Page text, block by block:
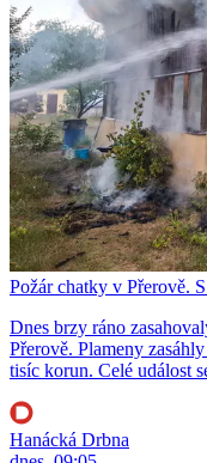
Požár chatky v Přerově.
Dnes brzy ráno
Přerově. Plameny
tisíc korun. Celé událost
Hanácká Drbna